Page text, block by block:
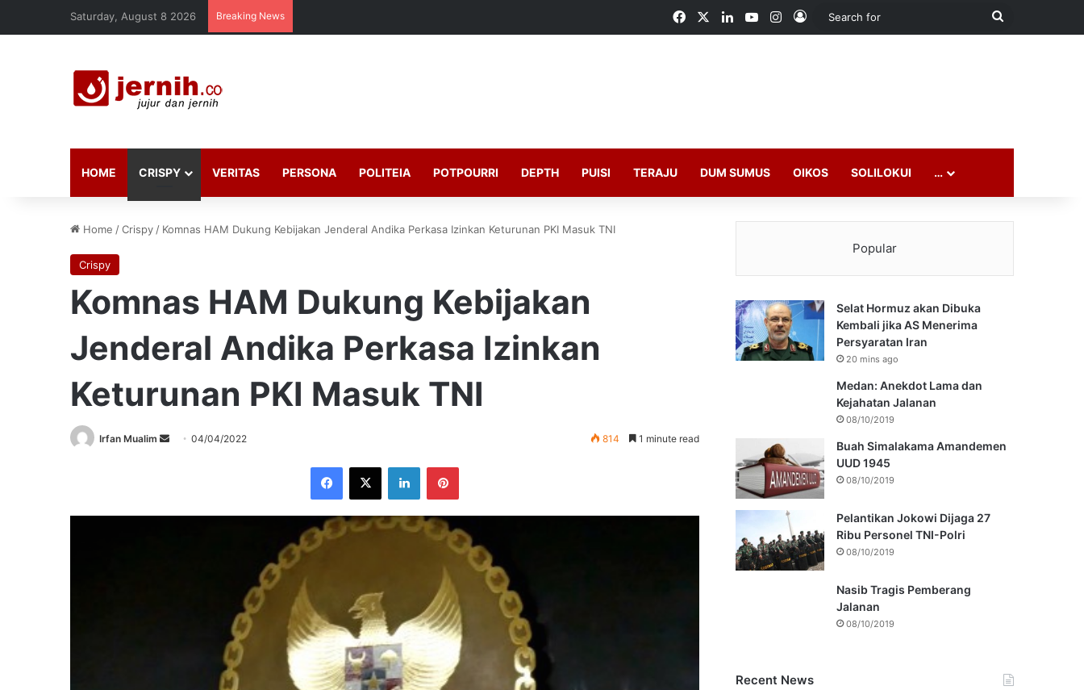
Saturday, August 8 2026 Breaking News FacebookLinkedInYouTubeInstagram
Log In
Search
HOME CRISPY VERITAS PERSONA POLITEIA POTPOURRI DEPTH PUISI TERAJU DUM SUMUS OIKOS SOLILOKUI …
Home /Crispy / Komnas HAM Dukung Kebijakan Jenderal Andika Perkasa Izinkan Keturunan PKI Masuk TNI
Crispy
Komnas HAM Dukung Kebijakan
Jenderal Andika Perkasa Izinkan
Keturunan PKI Masuk TNI
Irfan Mualim
Send04/04/2022 814 1 minute read
Facebook
X LinkedInPinterest
Popular
Selat Hormuz akan Dibuka
Kembali jika AS Menerima
Persyaratan Iran
20 mins ago
Medan: Anekdot Lama dan
Kejahatan Jalanan
08/10/2019
Buah Simalakama Amandemen
UUD 1945
08/10/2019
Pelantikan Jokowi Dijaga 27
Ribu Personel TNI-Polri
08/10/2019
Nasib Tragis Pemberang
Jalanan
08/10/2019
Recent News